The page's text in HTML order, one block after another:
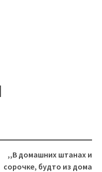
,,В домашних штанах и
сорочке, будто из дома